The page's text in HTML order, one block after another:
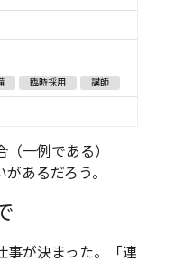
臨時採用 講師
合（一例である）
あるだろう。
事が決まった。「連